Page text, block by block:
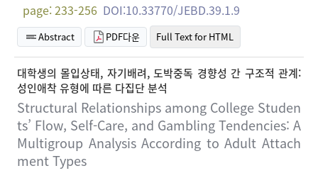
page: 233-256 DOI:10.33770/JEBD.39.1.9
Abstract PDF다운 Full Text for HTML
대학생의 몰입상태, 자기배려, 도박중독 경향성 간 구조적 관계:
성인애착 유형에 따른 다집단 분석
Structural Relationships among College Studen
ts’ Flow, Self-Care, and Gambling Tendencies: A
Multigroup Analysis According to Adult Attach
ment Types